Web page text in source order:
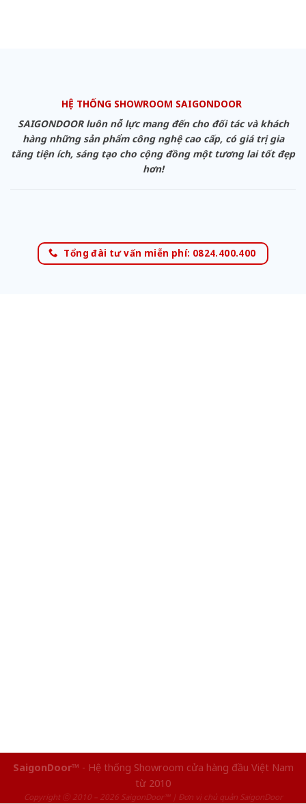
HỆ THỐNG SHOWROOM SAIGONDOOR
SAIGONDOOR luôn nỗ lực mang đến cho đối tác và khách
hàng những sản phẩm công nghệ cao cấp, có giá trị gia
tăng tiện ích, sáng tạo cho cộng đồng một tương lai tốt đẹp
hơn!
Tổng đài tư vấn miễn phí: 0824.400.400
SaigonDoor™ - Hệ thống Showroom cửa hàng đầu Việt Nam
từ 2010
Copyright ⓒ 2010 – 2026 SaigonDoor™ | Đơn vị chủ quản SaigonDoor